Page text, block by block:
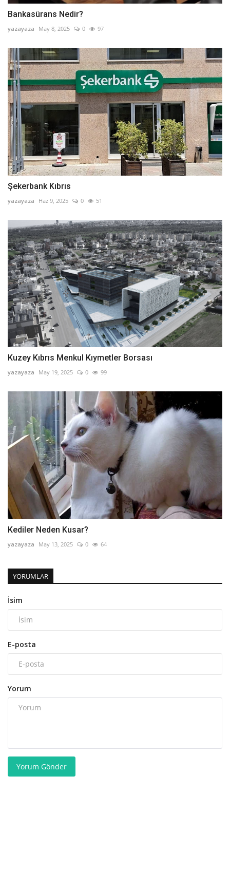
Bankasürans Nedir?
yazayaza May 8, 2025 0 97
Şekerbank Kıbrıs
yazayaza Haz 9, 2025 0 51
Kuzey Kıbrıs Menkul Kıymetler Borsası
yazayaza May 19, 2025 0 99
Kediler Neden Kusar?
yazayaza May 13, 2025 0 64
YORUMLAR
İsim
E-posta
Yorum
Yorum Gönder